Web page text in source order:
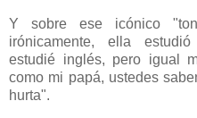
Y sobre ese icónico
irónicamente, ella
estudié inglés, pero igual
como mi papá, ustedes
hurta".